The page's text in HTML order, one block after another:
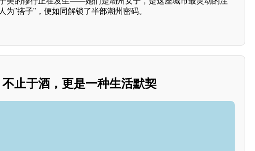
为"搭子"，便如同解锁了半部潮州密码。
止于酒，更是一种生活默契